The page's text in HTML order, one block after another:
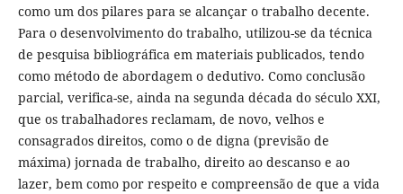
como um dos pilares para se alcançar o trabalho decente.
Para o desenvolvimento do trabalho, utilizou-se da técnica
de pesquisa bibliográfica em materiais publicados, tendo
como método de abordagem o dedutivo. Como conclusão
parcial, verifica-se, ainda na segunda década do século XXI,
que os trabalhadores reclamam, de novo, velhos e
consagrados direitos, como o de digna (previsão de
máxima) jornada de trabalho, direito ao descanso e ao
lazer, bem como por respeito e compreensão de que a vida